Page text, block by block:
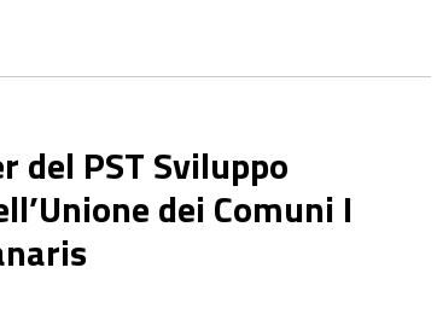
del PST Sviluppo
dei Comuni I